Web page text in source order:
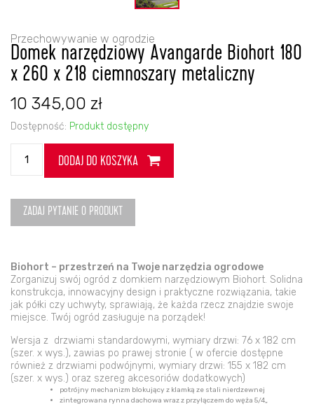
Przechowywanie w ogrodzie
Domek narzędziowy Avangarde Biohort 180
x 260 x 218 ciemnoszary metaliczny
10 345,00 zł
Dostępność: Produkt dostępny
Domek
narzędziowy
Avangarde
Biohort
180
x
218
ciemnoszary
metaliczny
DODAJ DO KOSZYKA
ZADAJ PYTANIE O PRODUKT
Biohort – przestrzeń na Twoje narzędzia ogrodowe
Zorganizuj swój ogród z domkiem narzędziowym Biohort. Solidna
konstrukcja, innowacyjny design i praktyczne rozwiązania, takie
jak półki czy uchwyty, sprawiają, że każda rzecz znajdzie swoje
miejsce. Twój ogród zasługuje na porządek!
Wersja z drzwiami standardowymi, wymiary drzwi: 76 x 182 cm
(szer. x wys.), zawias po prawej stronie ( w ofercie dostępne
również z drzwiami podwójnymi, wymiary drzwi: 155 x 182 cm
(szer. x wys.) oraz szereg akcesoriów dodatkowych)
‌potrójny mechanizm blokujący z klamką ze stali nierdzewnej
zintegrowana rynna dachowa wraz z przyłączem do węża 5/4„